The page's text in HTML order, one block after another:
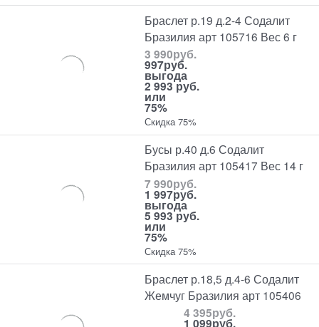
Браслет р.19 д.2-4 Содалит
Бразилия арт 105716 Вес 6 г
3 990руб.
997руб.
выгода
2 993 руб.
или
75%
Скидка 75%
Бусы р.40 д.6 Содалит
Бразилия арт 105417 Вес 14 г
7 990руб.
1 997руб.
выгода
5 993 руб.
или
75%
Скидка 75%
Браслет р.18,5 д.4-6 Содалит
Жемчуг Бразилия арт 105406
4 395руб.
1 099руб.